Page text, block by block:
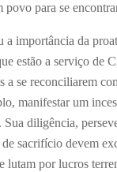
povo para se
a importância da
estão a serviço de
a se reconciliarem
manifestar um
Sua diligência,
sacrifício devem
lutam por lucros